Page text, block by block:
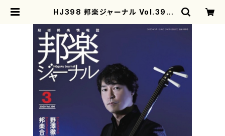
HJ398 邦楽ジャーナル Vol.398